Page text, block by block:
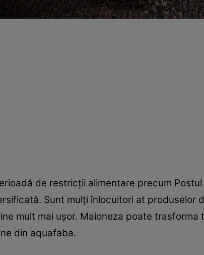
de restricţii alimentare precum
Sunt mulţi înlocuitori at produselor
mult mai uşor. Maioneza poate
din aquafaba.